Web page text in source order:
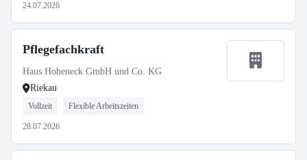
24.07.2026
Pflegefachkraft
Haus Hoheneck GmbH und Co. KG
Riekau
Vollzeit Flexible Arbeitszeiten
28.07.2026